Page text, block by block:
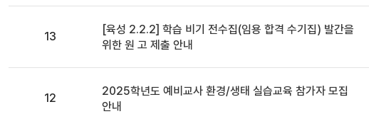
13
일반
[육성 2.2.2] 학습 비기 전수집(임용 합격 수기집) 발간을
위한 원 고 제출 안내
12
일반
2025학년도 예비교사 환경/생태 실습교육 참가자 모집
안내